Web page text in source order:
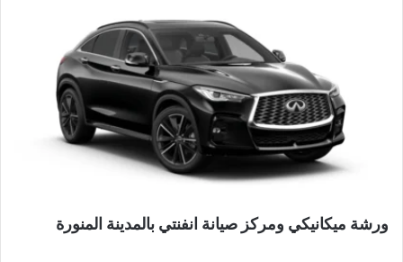
ورشة ميكانيكي ومركز صيانة انفنتي بالمدينة المنورة